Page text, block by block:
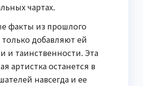
чартах.
факты из прошлого
добавляют ей
и таинственности. Эта
артистка останется в
навсегда и ее